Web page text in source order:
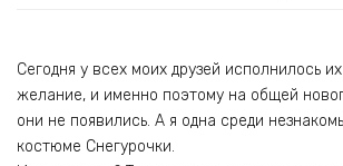
Сегодня у всех моих друзей исполнилось
желание, и именно поэтому на общей
они не появились. А я одна среди
костюме Снегурочки.